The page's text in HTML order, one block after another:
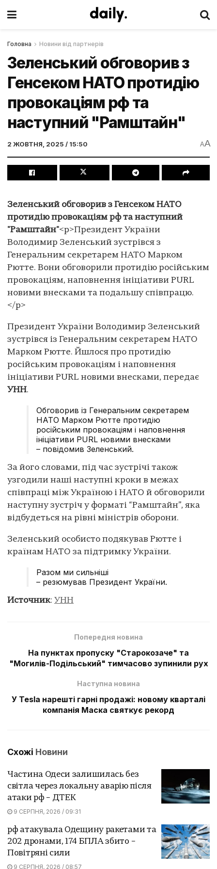
Головна Новини від партнерів
Зеленський обговорив з
Генсеком НАТО протидію
провокаціям рф та
наступний "Рамштайн"
2 ЖОВТНЯ, 2025 / 15:50 AA
Зеленський обговорив з Генсеком НАТО
протидію провокаціям рф та наступний
"Рамштайн"<p>Президент України
Володимир Зеленський зустрівся з
Генеральним секретарем НАТО Марком
Рютте. Вони обговорили протидію російським
провокаціям, наповнення ініціативи PURL
новими внесками та подальшу співпрацю.
</p>
Президент України Володимир Зеленський
зустрівся із Генеральним секретарем НАТО
Марком Рютте. Йшлося про протидію
російським провокаціям і наповнення
ініціативи PURL новими внесками, передає
УНН.
Обговорив із Генеральним секретарем
НАТО Марком Рютте протидію
російським провокаціям і наповнення
ініціативи PURL новими внесками
– повідомив Зеленський.
За його словами, під час зустрічі також
узгодили наші наступні кроки в межах
співпраці між Україною і НАТО й обговорили
наступну зустріч у форматі “Рамштайн”, яка
відбудеться на рівні міністрів оборони.
Зеленський особисто подякував Рютте і
країнам НАТО за підтримку України.
Разом ми сильніші
– резюмував Президент України.
Источник: УНН
Попередня новина
На пунктах пропуску "Старокозаче" та
"Могилів-Подільський" тимчасово зупинили рух
Наступна новина
У Tesla нарешті гарні продажі: новому кварталі
компанія Маска святкує рекорд
Схожі Новини
Частина Одеси залишилась без
світла через локальну аварію після
атаки рф – ДТЕК
9 СЕРПНЯ, 2026 / 09:31
рф атакувала Одещину ракетами та
202 дронами, 174 БПЛА збито –
Повітряні сили
9 СЕРПНЯ, 2026 / 08:57